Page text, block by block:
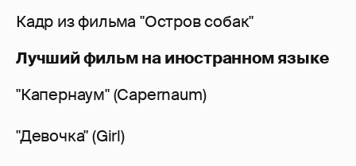
Кадр из фильма "Остров собак"
Лучший фильм на иностранном языке
"Капернаум" (Capernaum)
"Девочка" (Girl)